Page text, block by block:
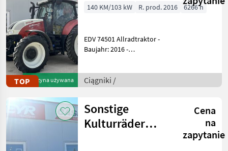
TOPMaszyna używana
140 KM/103 kW R. prod. 2016 6266 h
EDV 74501 Allradtraktor -
Baujahr: 2016 -
PS geboostet - Stufenloses
Getriebe 50 km/h Eco mit
Ciągniki /
Sonstige
Kulturräder
Cena
na
zapytanie